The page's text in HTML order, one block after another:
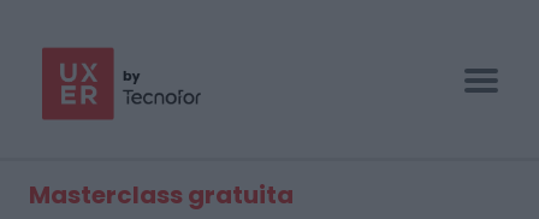
ESPECIALIZACIONES
Masterclass gratuita